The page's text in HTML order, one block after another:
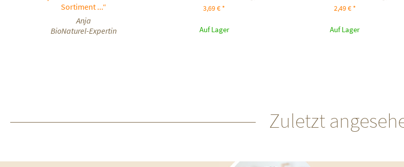
Sortiment ...“
Anja
BioNaturel-Expertin
3,69 € *
Auf Lager
2,49 € *
Auf Lager
Zuletzt